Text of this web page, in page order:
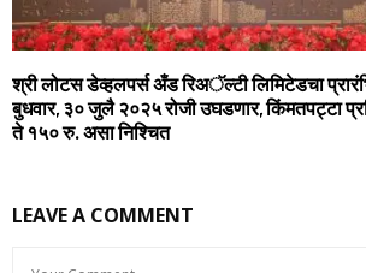
श्री लोटस डेव्हलपर्स अँड रिअॅल्टी लिमिटेडचा
बुधवार, ३० जुलै २०२५ रोजी उघडणार, किंमतपट्टा
ते १५० रु. असा निश्चित
LEAVE A COMMENT